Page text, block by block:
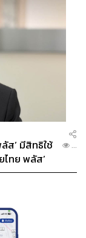
ลัส’ มีสิทธิใช้
ไทย พลัส’
...